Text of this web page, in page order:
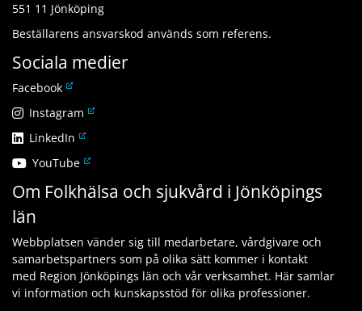
551 11 Jönköping
Beställarens ansvarskod används som referens.
Sociala medier
FacebookL
n
k
i
l
n
n
a
n
Instagram L
ä
k
i
a
n
n
a
LinkedIn L
n
k
l
l
a
n
YouTubeL
n
i
l
l
a
Om Folkhälsa och sjukvård i Jönköpings
län
Webbplatsen vänder sig till medarbetare, vårdgivare och
samarbetspartners som på olika sätt kommer i kontakt
med Region Jönköpings län och vår verksamhet. Här samlar
vi information och kunskapsstöd för olika professioner.